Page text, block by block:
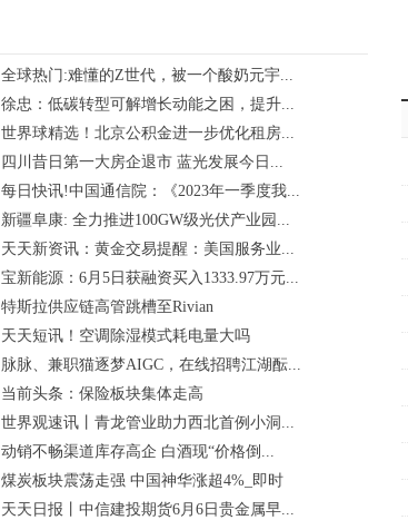
全球热门:难懂的Z世代，被一个酸奶元宇...
徐忠：低碳转型可解增长动能之困，提升...
世界球精选！北京公积金进一步优化租房...
四川昔日第一大房企退市 蓝光发展今日...
每日快讯!中国通信院：《2023年一季度我...
新疆阜康: 全力推进100GW级光伏产业园...
天天新资讯：黄金交易提醒：美国服务业...
宝新能源：6月5日获融资买入1333.97万元...
特斯拉供应链高管跳槽至Rivian
天天短讯！空调除湿模式耗电量大吗
脉脉、兼职猫逐梦AIGC，在线招聘江湖酝...
当前头条：保险板块集体走高
世界观速讯丨青龙管业助力西北首例小洞...
动销不畅渠道库存高企 白酒现“价格倒...
煤炭板块震荡走强 中国神华涨超4%_即时
天天日报丨中信建投期货6月6日贵金属早...